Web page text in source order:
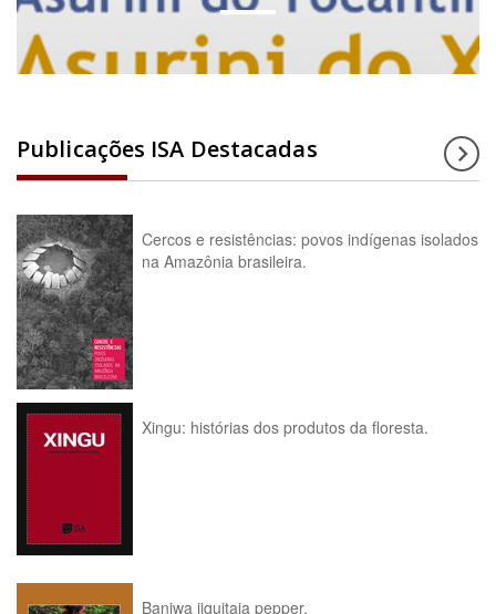
Publicações ISA Destacadas
Cercos e resistências: povos indígenas isolados
na Amazônia brasileira.
Xingu: histórias dos produtos da floresta.
Baniwa jiquitaia pepper.